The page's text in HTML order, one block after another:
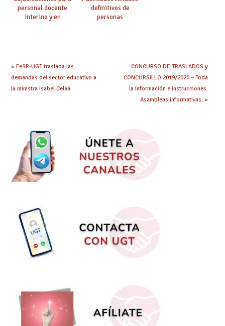
personal docente
interino y en
definitivos de
personas
« FeSP-UGT traslada las
demandas del sector educativo a
la ministra Isabel Celaá
CONCURSO DE TRASLADOS y
CONCURSILLO 2019/2020 – Toda
la información e instrucciones.
Asambleas informativas.»